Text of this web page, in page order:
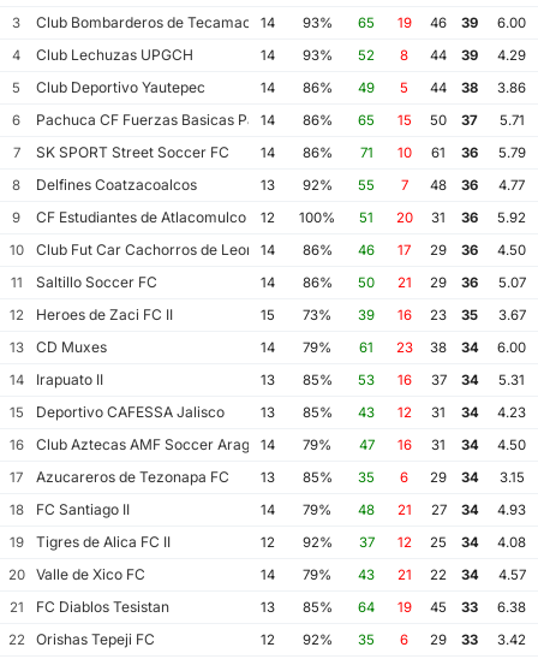
3
Club Bombarderos de Tecamac 14 93% 65 19 46 39
6.00
4
Club Lechuzas UPGCH 14 93% 52 8 44 39
4.29
5
Club Deportivo Yautepec 14 86% 49 5 44 38
3.86
6
Pachuca CF Fuerzas Basicas Pachuca CF III
14 86% 65 15 50 37
5.71
7
SK SPORT Street Soccer FC 14 86% 71 10 61 36
5.79
8
Delfines Coatzacoalcos 13 92% 55 7 48 36
4.77
9
CF Estudiantes de Atlacomulco 12 100% 51 20 31 36
5.92
10
Club Fut Car Cachorros de Leon 14 86% 46 17 29 36
4.50
11
Saltillo Soccer FC 14 86% 50 21 29 36
5.07
12
Heroes de Zaci FC II 15 73% 39 16 23 35
3.67
13
CD Muxes 14 79% 61 23 38 34
6.00
14
Irapuato II 13 85% 53 16 37 34
5.31
15
Deportivo CAFESSA Jalisco 13 85% 43 12 31 34
4.23
16
Club Aztecas AMF Soccer Aragon14 79% 47 16 31 34
4.50
17
Azucareros de Tezonapa FC 13 85% 35 6 29 34
3.15
18
FC Santiago II 14 79% 48 21 27 34
4.93
19
Tigres de Alica FC II 12 92% 37 12 25 34
4.08
20
Valle de Xico FC 14 79% 43 21 22 34
4.57
21
FC Diablos Tesistan 13 85% 64 19 45 33
6.38
22
Orishas Tepeji FC 12 92% 35 6 29 33
3.42